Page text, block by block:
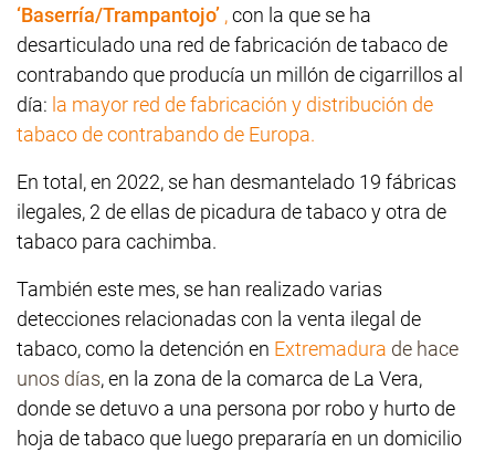
‘Baserría/Trampantojo’ ,con la que se ha
desarticulado una red de fabricación de tabaco de
contrabando que producía un millón de cigarrillos al
día: la mayor red de fabricación y distribución de
tabaco de contrabando de Europa.
En total, en 2022, se han desmantelado 19 fábricas
ilegales, 2 de ellas de picadura de tabaco y otra de
tabaco para cachimba.
También este mes, se han realizado varias
detecciones relacionadas con la venta ilegal de
tabaco, como la detención en Extremadura de hace
unos días, en la zona de la comarca de La Vera,
donde se detuvo a una persona por robo y hurto de
hoja de tabaco que luego prepararía en un domicilio